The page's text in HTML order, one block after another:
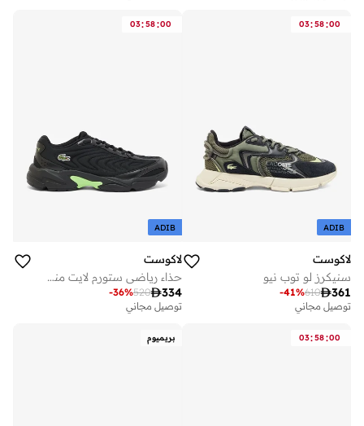
03:58:00
ADIB
لاكوست
سنيكرز لو توب نيو
361
610
-41%
توصيل مجاني
03:58:00
ADIB
لاكوست
حذاء رياضي ستورم لايت منخفض
334
520
-36%
توصيل مجاني
03:58:00 بريميوم